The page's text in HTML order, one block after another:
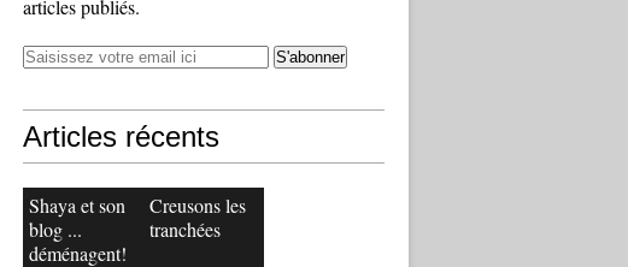
articles publiés.
Articles récents
Shaya et son
blog ...
déménagent!
Creusons les
tranchées